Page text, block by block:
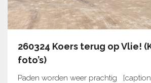
260324 Koers terug op Vlie!
foto’s)
Paden worden weer prachtig [caption